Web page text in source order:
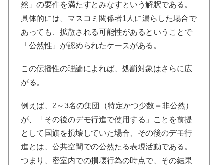
然」の要件を満たすとみなすという解釈である。
具体的には、マスコミ関係者1人に漏らした場合で
あっても、拡散される可能性があるということで
「公然性」が認められたケースがある。
この伝播性の理論によれば、処罰対象はさらに広
がる。
例えば、2～3名の集団（特定かつ少数＝非公然）
が、「その後のデモ行進で使用する」ことを前提
として国旗を損壊していた場合、その後のデモ行
進とは、公共空間での公然たる表現活動である。
つまり、密室内での損壊行為の時点で、その結果